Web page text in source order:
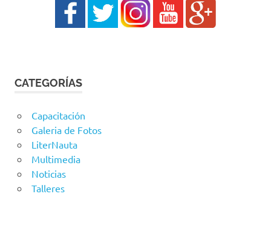
CATEGORÍAS
Capacitación
Galeria de Fotos
LiterNauta
Multimedia
Noticias
Talleres